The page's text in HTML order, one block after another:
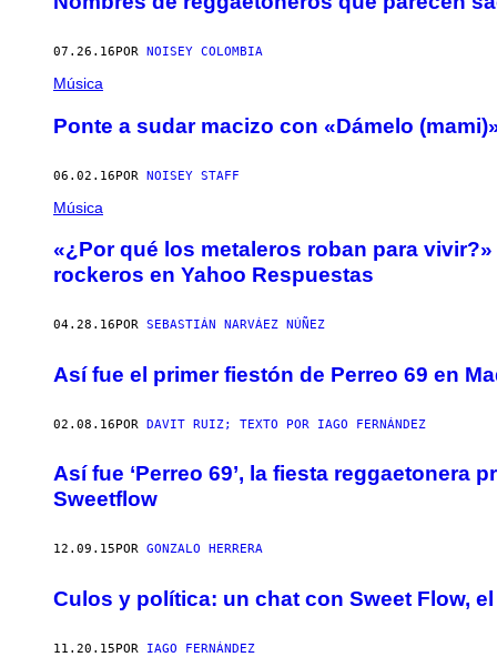
07.26.16 POR NOISEY COLOMBIA
Música
Ponte a sudar macizo con «Dámelo
06.02.16POR NOISEY STAFF
Música
«¿Por qué los metaleros roban para
rockeros en Yahoo Respuestas
04.28.16 POR SEBASTIÁN NARVÁEZ NÚÑEZ
Así fue el primer fiestón de Perreo 69 en
02.08.16POR DAVIT RUIZ; TEXTO POR IAGO FERNÁNDEZ
Así fue ‘Perreo 69’, la fiesta reggaetonera
Sweetflow
12.09.15 POR GONZALO HERRERA
Culos y política: un chat con Sweet Flow,
11.20.15POR IAGO FERNÁNDEZ